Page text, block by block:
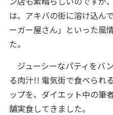
は、アキバの街に溶け込ん
ーガー屋さん」といった風
た。
ジューシーなパティをバ
る肉汁!! 電気街で食べられ
ップを、ダイエット中の筆
舗実食してきました。